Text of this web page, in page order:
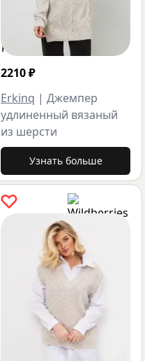
2210₽
Erkinq | Джемпер
удлиненный вязаный
из шерсти
Узнать больше